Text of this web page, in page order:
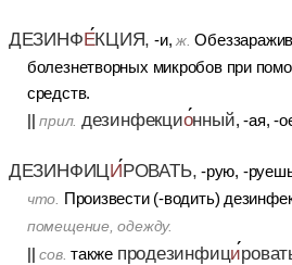
ДЕЗИНФЕКЦИЯ, -и,ж.
болезнетворных микробов при
средств.
||прил. дезинфекционный, -ая, -
ДЕЗИНФИЦИРОВАТЬ, -рую, -
что.
Произвести (-водить)
помещение, одежду.
||сов. также продезинфици